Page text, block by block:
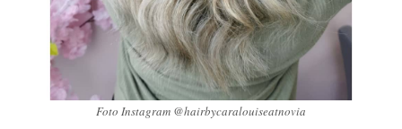
Foto Instagram @hairbycaralouiseatnovia